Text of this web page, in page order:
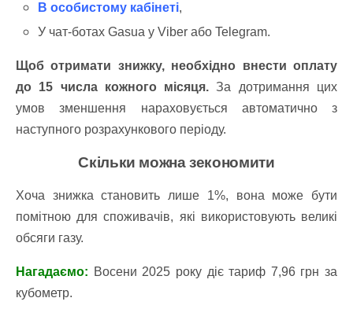
В особистому кабінеті,
У чат-ботах Gasua у Viber або Telegram.
Щоб отримати знижку, необхідно внести оплату
до 15 числа кожного місяця. За дотримання цих
умов зменшення нараховується автоматично з
наступного розрахункового періоду.
Скільки можна зекономити
Хоча знижка становить лише 1%, вона може бути
помітною для споживачів, які використовують великі
обсяги газу.
Нагадаємо: Восени 2025 року діє тариф 7,96 грн за
кубометр.